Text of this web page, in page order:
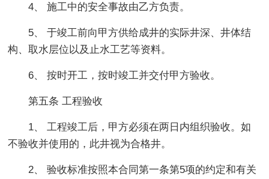
4、 施工中的安全事故由乙方负责。
5、 于竣工前向甲方供给成井的实际井深、井体结
构、取水层位以及止水工艺等资料。
6、 按时开工，按时竣工并交付甲方验收。
第五条 工程验收
1、 工程竣工后，甲方必须在两日内组织验收。如
不验收并使用的，此井视为合格井。
2、 验收标准按照本合同第一条第5项的约定和有关